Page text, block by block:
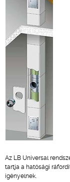
Az LB Universal
tartja a hatósági
igényelnek.